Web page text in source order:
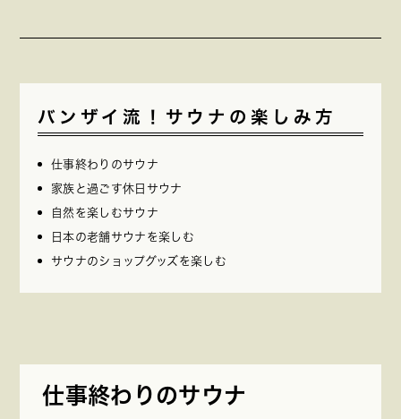
バンザイ流！サウナの楽しみ方
仕事終わりのサウナ
家族と過ごす休日サウナ
自然を楽しむサウナ
日本の老舗サウナを楽しむ
サウナのショップグッズを楽しむ
仕事終わりのサウナ